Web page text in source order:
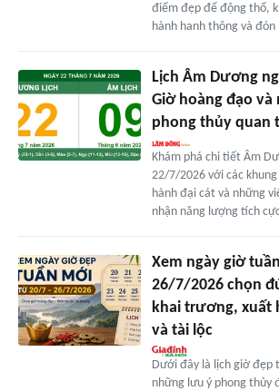
điểm đẹp để động thổ,
hành hanh thông và đón
Lịch Âm Dương
Giờ hoàng đạo
phong thủy quan
Khám phá chi tiết Âm
22/7/2026 với các
hành đại cát và những
nhận năng lượng tích
Xem ngày giờ
26/7/2026 chọn
khai trương, xuất
và tài lộc
Dưới đây là lịch giờ đẹp
những lưu ý phong thủy